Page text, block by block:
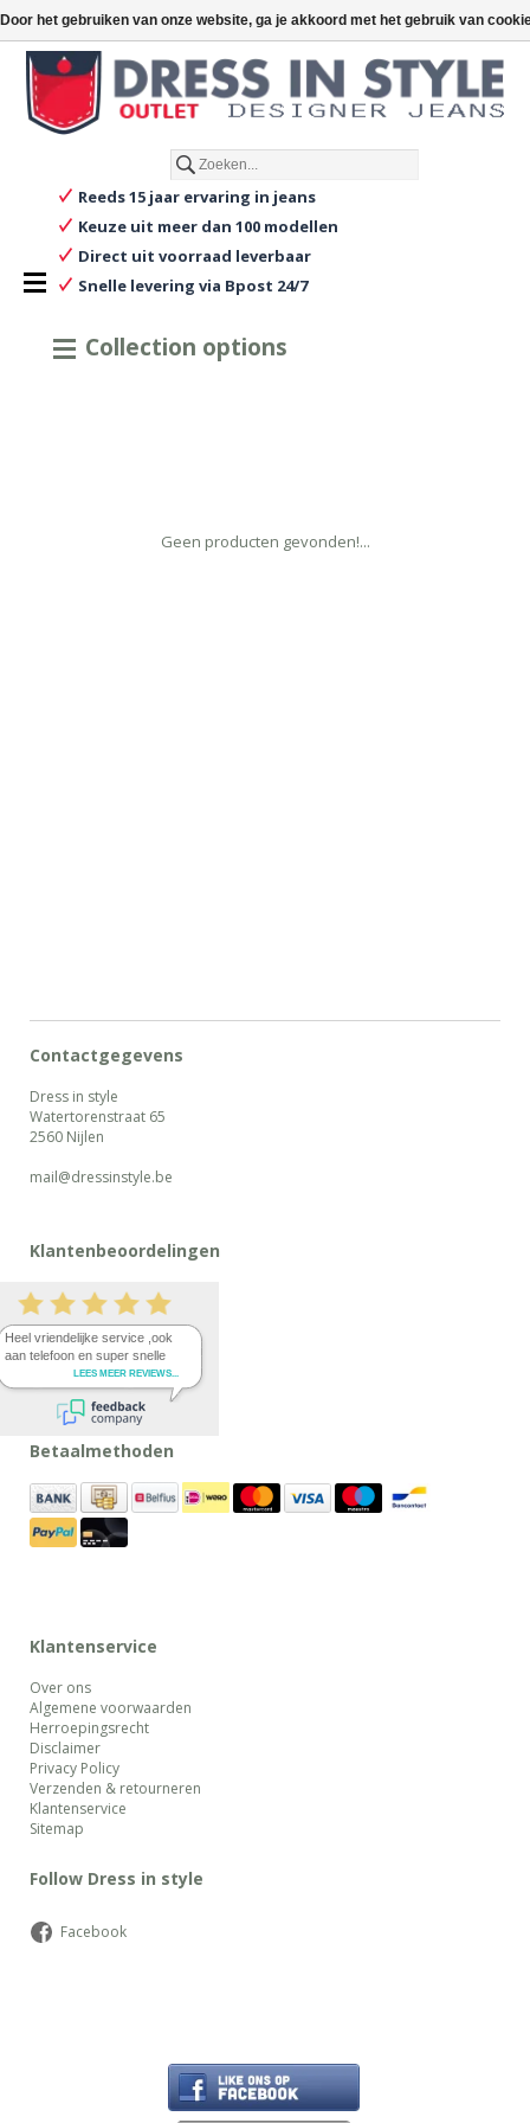
€0,00
€
Reeds 15 jaar ervaring in jeans
Keuze uit meer dan 100 modellen
Direct uit voorraad leverbaar
Snelle levering via Bpost 24/7
Collection options
Geen producten gevonden!...
Contactgegevens
Dress in style
Watertorenstraat 65
2560 Nijlen
mail@dressinstyle.be
Klantenbeoordelingen
Betaalmethoden
Klantenservice
Over ons
Algemene voorwaarden
Herroepingsrecht
Disclaimer
Privacy Policy
Verzenden & retourneren
Klantenservice
Sitemap
Follow Dress in style
Facebook
Door het gebruiken van onze website, ga je akkoord met het gebruik van